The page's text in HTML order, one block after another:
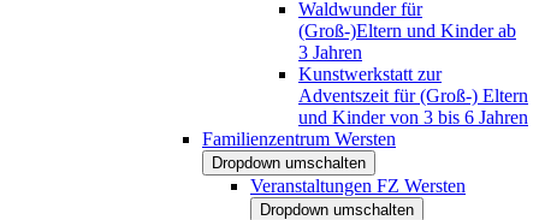
Waldwunder für
(Groß-)Eltern und Kinder ab
3 Jahren
Kunstwerkstatt zur
Adventszeit für (Groß-) Eltern
und Kinder von 3 bis 6 Jahren
Familienzentrum Wersten
Dropdown umschalten
Veranstaltungen FZ Wersten
Dropdown umschalten